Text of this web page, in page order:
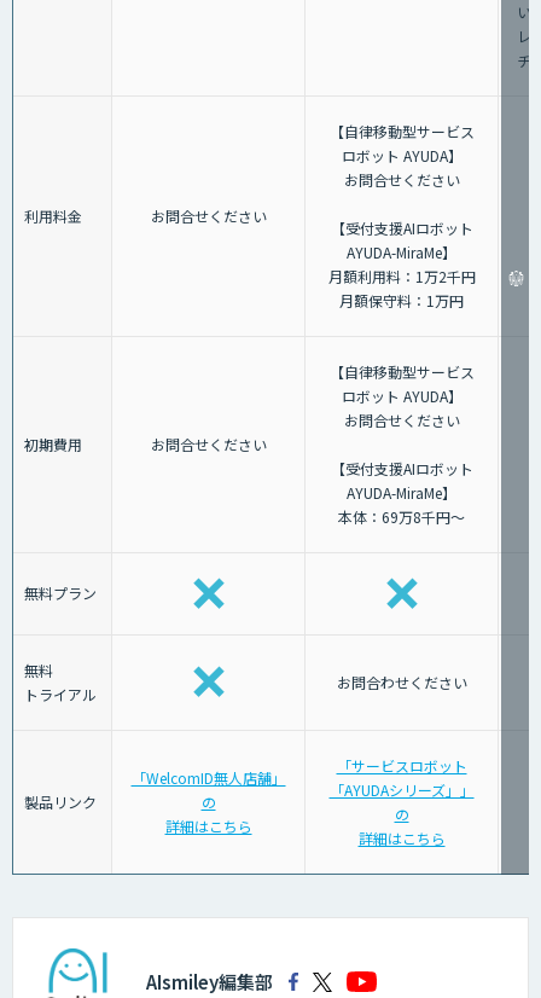
い
レ
チ
利用料金 お問合せください
【自律移動型サービス
ロボット AYUDA】
お問合せください
【受付支援AIロボット
AYUDA-MiraMe】
月額利用料：1万2千円
月額保守料：1万円
初期費用 お問合せください
【自律移動型サービス
ロボット AYUDA】
お問合せください
【受付支援AIロボット
AYUDA-MiraMe】
本体：69万8千円～
無料プラン
無料
トライアル
お問合わせください
製品リンク
「WelcomID無人店舗」
の
詳細はこちら
「サービスロボット
「AYUDAシリーズ」」
の
詳細はこちら
AIsmiley編集部